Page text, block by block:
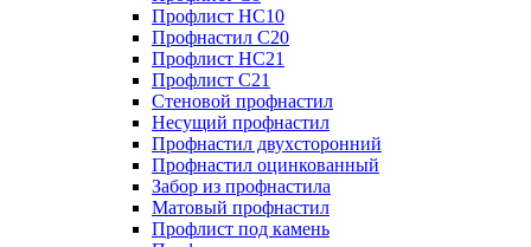
Профлист НС10
Профнастил С20
Профлист НС21
Профлист С21
Стеновой профнастил
Несущий профнастил
Профнастил двухсторонний
Профнастил оцинкованный
Забор из профнастила
Матовый профнастил
Профлист под камень